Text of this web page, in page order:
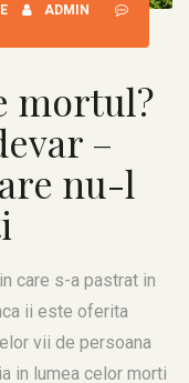
ADMIN
mortul?
–
nu-l
care s-a pastrat in
ii este oferita
vii de persoana
in lumea celor morti